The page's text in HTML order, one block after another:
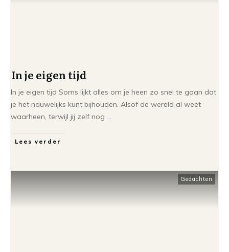
In je eigen tijd
In je eigen tijd Soms lijkt alles om je heen zo snel te gaan dat
je het nauwelijks kunt bijhouden. Alsof de wereld al weet
waarheen, terwijl jij zelf nog ...
Lees verder
Gedachten